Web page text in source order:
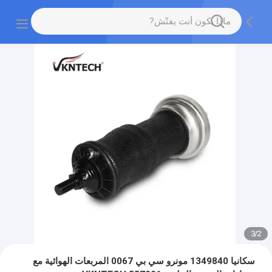
2
/
3
سكانيا 1349840 مونرو سي بي 0067 المربعات الهوائية مع